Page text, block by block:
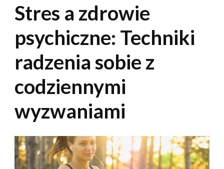
Stres a zdrowie
psychiczne: Techniki
radzenia sobie z
codziennymi
wyzwaniami